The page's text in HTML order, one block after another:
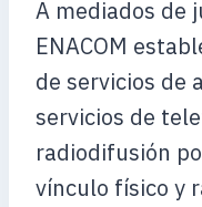
A mediados de
ENACOM
de servicios de
servicios de
radiodifusión
vínculo físico y